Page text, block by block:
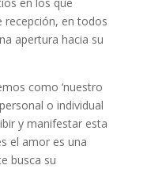
recepción, en todos
apertura hacia su
como ‘nuestro
o individual
y manifestar esta
el amor es una
busca su